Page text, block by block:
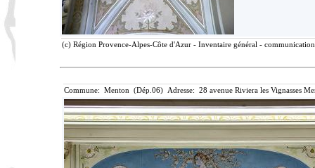
(c) Région Provence-Alpes-Côte d'Azur - Inventaire général -
Commune: Menton (Dép.06) Adresse: 28 avenue Riviera les Vignasses